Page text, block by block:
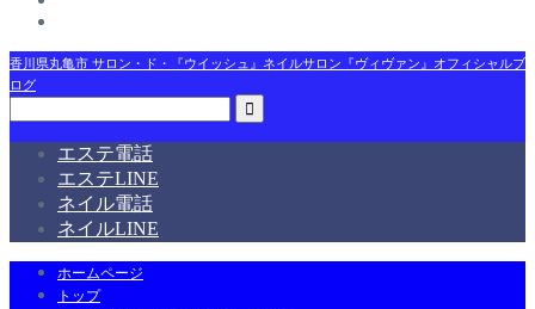
香川県丸亀市 サロン・ド・『ウイッシュ』ネイルサロン『ヴィヴァン』オフィシャルブ
ログ
エステ電話
エステLINE
ネイル電話
ネイルLINE
ホームページ
トップ